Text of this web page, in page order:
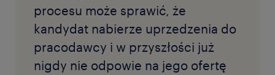
procesu może sprawić, że
kandydat nabierze uprzedzenia do
pracodawcy i w przyszłości już
nigdy nie odpowie na jego ofertę